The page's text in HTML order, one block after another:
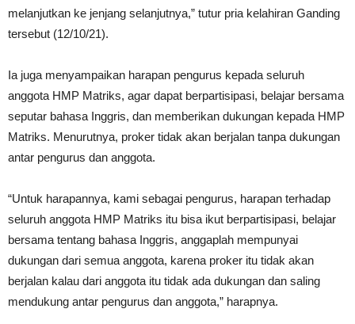
melanjutkan ke jenjang selanjutnya,” tutur pria kelahiran Ganding
tersebut (12/10/21).
Ia juga menyampaikan harapan pengurus kepada seluruh
anggota HMP Matriks, agar dapat berpartisipasi, belajar bersama
seputar bahasa Inggris, dan memberikan dukungan kepada HMP
Matriks. Menurutnya, proker tidak akan berjalan tanpa dukungan
antar pengurus dan anggota.
“Untuk harapannya, kami sebagai pengurus, harapan terhadap
seluruh anggota HMP Matriks itu bisa ikut berpartisipasi, belajar
bersama tentang bahasa Inggris, anggaplah mempunyai
dukungan dari semua anggota, karena proker itu tidak akan
berjalan kalau dari anggota itu tidak ada dukungan dan saling
mendukung antar pengurus dan anggota,” harapnya.